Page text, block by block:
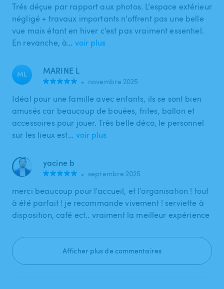
Trés déçue par rapport aux photos. L’espace extérieur
négligé + travaux importants n’offrent pas une belle
vue mais étant en hiver c’est pas vraiment essentiel.
En revanche, à… voir plus
ML MARINE L
• novembre 2025
Idéal pour une famille avec enfants, ils se sont bien
amusés car beaucoup de bouées, frites, ballon et
accessoires pour jouer. Très belle déco, le personnel
sur les lieux est… voir plus
yacine b
• septembre 2025
merci beaucoup pour l'accueil, et l'organisation ! tout
à été parfait ! je recommande vivement ! serviette à
disposition, café ect.. vraiment la meilleur expérience
Afficher plus de commentaires